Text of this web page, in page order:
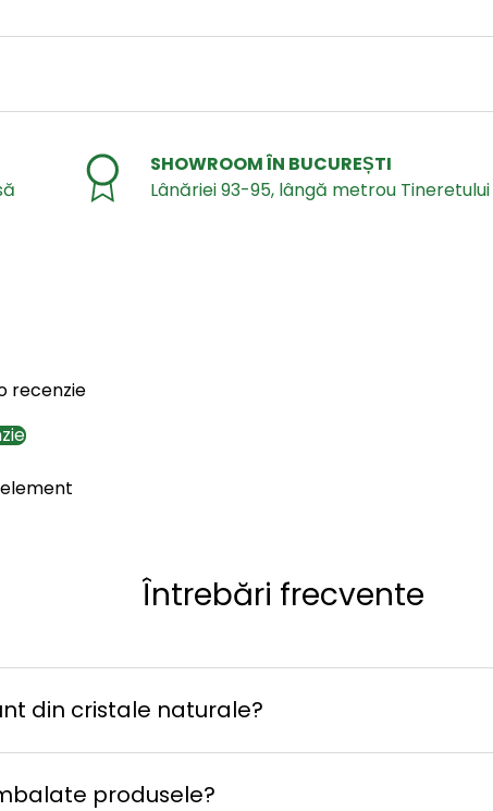
SHOWROOM ÎN BUCUREȘTI
Lânăriei 93-95, lângă metrou Tineretului
recenzie
Întrebări frecvente
din cristale naturale?
produsele?